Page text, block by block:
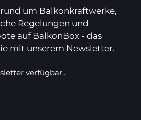
um Balkonkraftwerke,
Regelungen und
auf BalkonBox - das
mit unserem Newsletter.
verfügbar...